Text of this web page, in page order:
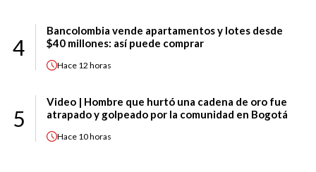
4
Bancolombia vende apartamentos y lotes desde
$40 millones: así puede comprar
Hace 12 horas
5
Video | Hombre que hurtó una cadena de oro fue
atrapado y golpeado por la comunidad en Bogotá
Hace 10 horas